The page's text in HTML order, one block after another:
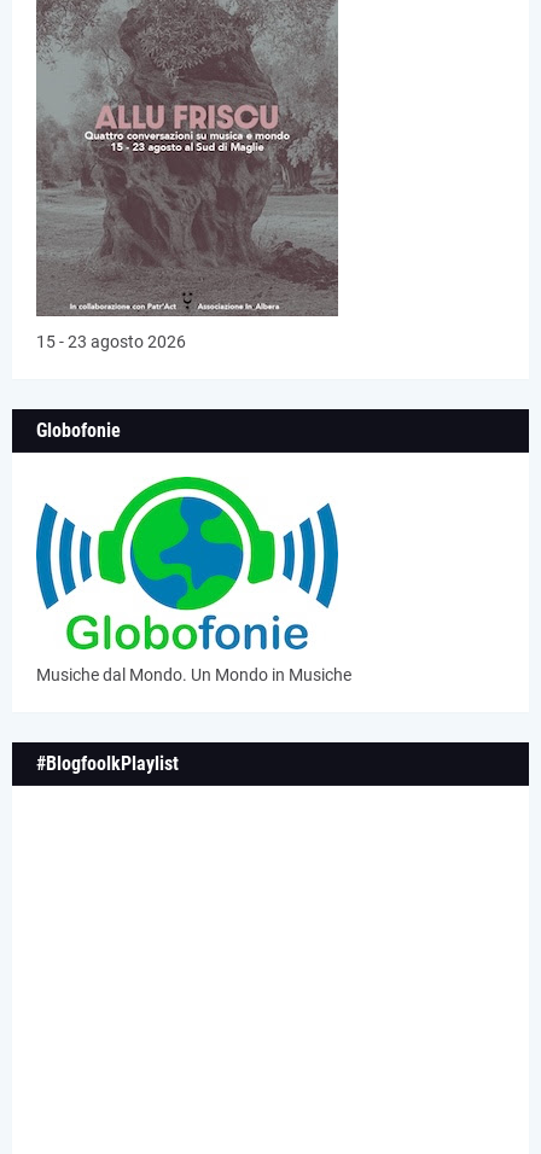
15 - 23 agosto 2026
Globofonie
Musiche dal Mondo. Un Mondo in Musiche
#BlogfoolkPlaylist